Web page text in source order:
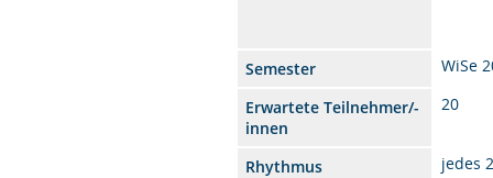
Semester
WiSe
Erwartete Teilnehmer/-
innen
20
Rhythmus
jedes